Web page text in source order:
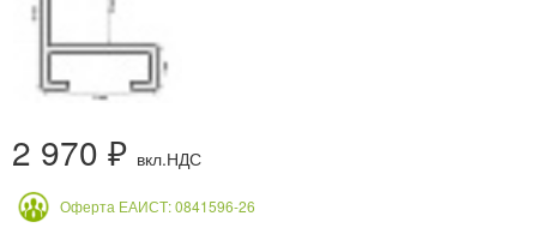
2 970 ₽ вкл.НДС
Оферта ЕАИСТ: 0841596-26